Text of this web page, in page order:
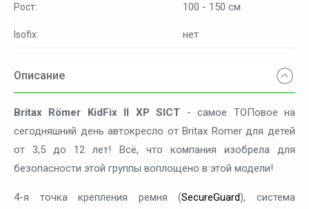
Рост: 100 - 150 см
Isofix: нет
Описание
Britax Römer KidFix II XP SICT - самое ТОПовое на
сегодняшний день автокресло от Britax Romer для детей
от 3,5 до 12 лет! Всё, что компания изобрела для
безопасности этой группы воплощено в этой модели!
4-я точка крепления ремня (SecureGuard), система